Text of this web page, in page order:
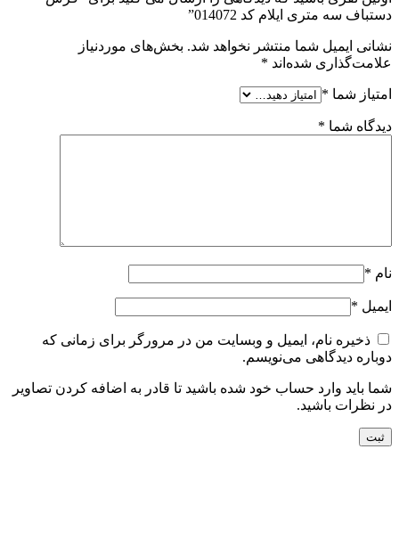
دستباف سه متری ایلام کد 014072”
نشانی ایمیل شما منتشر نخواهد شد. بخش‌های موردنیاز
علامت‌گذاری شده‌اند *
امتیاز شما *
دیدگاه شما *
نام *
ایمیل *
ذخیره نام، ایمیل و وبسایت من در مرورگر برای زمانی که
دوباره دیدگاهی می‌نویسم.
شما باید وارد حساب خود شده باشید تا قادر به اضافه کردن تصاویر
در نظرات باشید.